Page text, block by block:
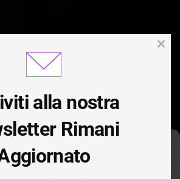
Consenso Cookie
alla nostra
Rimani